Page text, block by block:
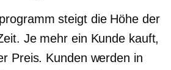
steigt die Höhe der
Je mehr ein Kunde kauft,
Preis. Kunden werden in